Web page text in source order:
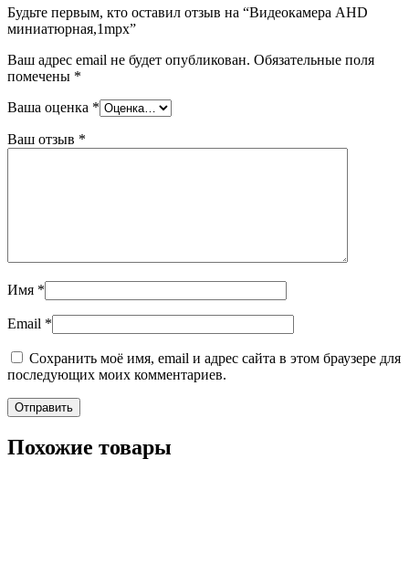
Будьте первым, кто оставил отзыв на “Видеокамера AHD
миниатюрная,1mpx”
Ваш адрес email не будет опубликован. Обязательные поля
помечены *
Ваша оценка *
Ваш отзыв *
Имя *
Email *
Сохранить моё имя, email и адрес сайта в этом браузере для
последующих моих комментариев.
Похожие товары